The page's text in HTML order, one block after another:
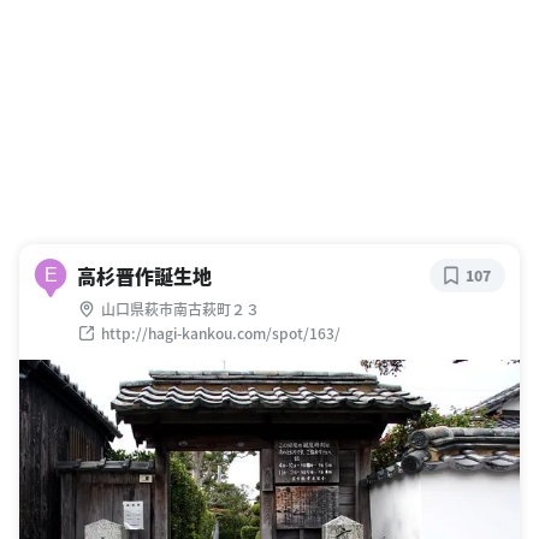
E 高杉晋作誕生地
山口県萩市南古萩町２３
http://hagi-kankou.com/spot/163/
107